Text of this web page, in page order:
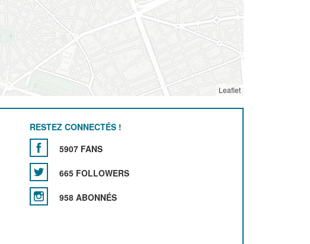
Leaflet
RESTEZ CONNECTÉS !
5907 FANS
665 FOLLOWERS
958 ABONNÉS